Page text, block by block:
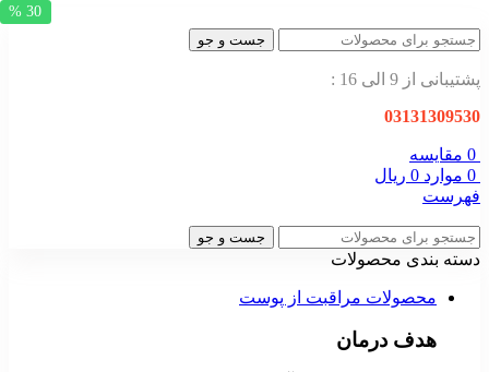
جست و جو
پشتیبانی از 9 الی 16 :
03131309530
0 مقایسه
0 موارد 0 ریال
فهرست
جست و جو
دسته بندی محصولات
محصولات مراقبت از پوست
هدف درمان
30 %